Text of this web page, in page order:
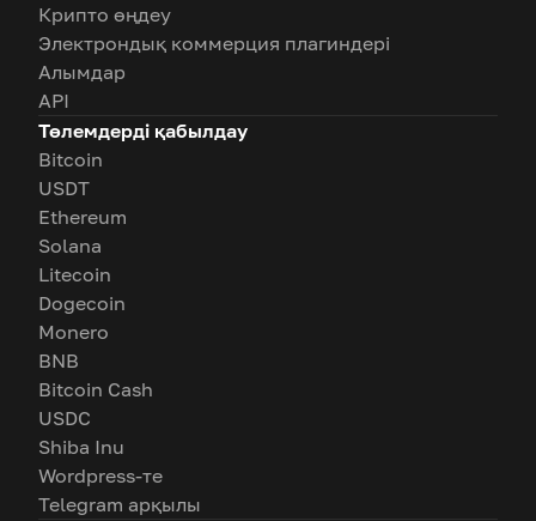
Крипто өңдеу
Электрондық коммерция плагиндері
Алымдар
API
Төлемдерді қабылдау
Bitcoin
USDT
Ethereum
Solana
Litecoin
Dogecoin
Monero
BNB
Bitcoin Cash
USDC
Shiba Inu
Wordpress-те
Telegram арқылы